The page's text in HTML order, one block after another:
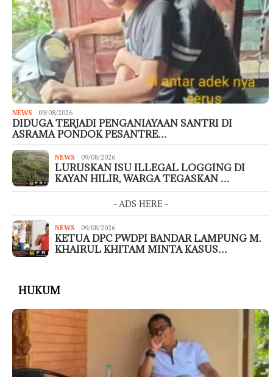
NEWS 09/08/2026
DIDUGA TERJADI PENGANIAYAAN SANTRI DI
ASRAMA PONDOK PESANTRE…
NEWS 09/08/2026
LURUSKAN ISU ILLEGAL LOGGING DI
KAYAN HILIR, WARGA TEGASKAN …
- ADS HERE -
NEWS 09/08/2026
KETUA DPC PWDPI BANDAR LAMPUNG M.
KHAIRUL KHITAM MINTA KASUS…
HUKUM